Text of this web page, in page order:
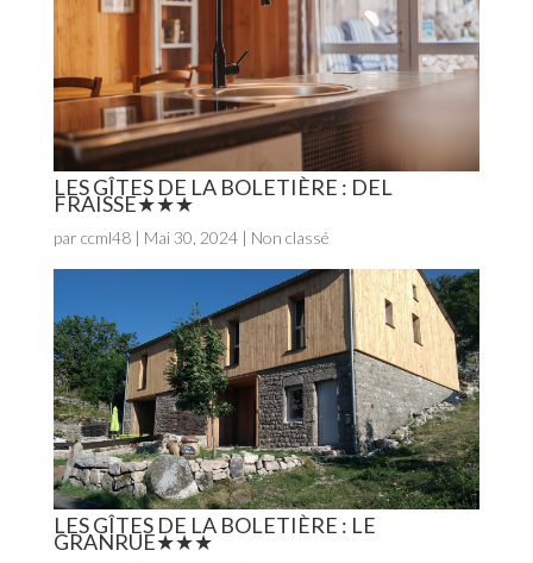
LES GÎTES DE LA BOLETIÈRE : DEL
FRAISSE
par ccml48| Mai 30, 2024| Non classé
LES GÎTES DE LA BOLETIÈRE : LE
GRANRUE